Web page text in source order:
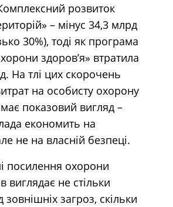
розвиток
– мінус 34,3 млрд
30%), тоді як програма
здоров’я» втратила
На тлі цих скорочень
на особисту охорону
показовий вигляд –
економить на
не на власній безпеці.
посилення охорони
виглядає не стільки
зовнішніх загроз, скільки